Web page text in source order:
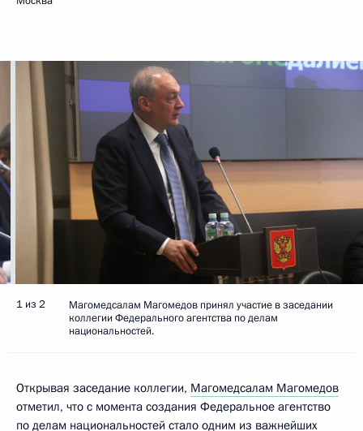
1 из 2
Магомедсалам Магомедов принял участие в заседании
коллегии Федерального агентства по делам
национальностей.
Открывая заседание коллегии, Магомедсалам Магомедов
отметил, что с момента создания Федеральное агентство
по делам национальностей стало одним из важнейших